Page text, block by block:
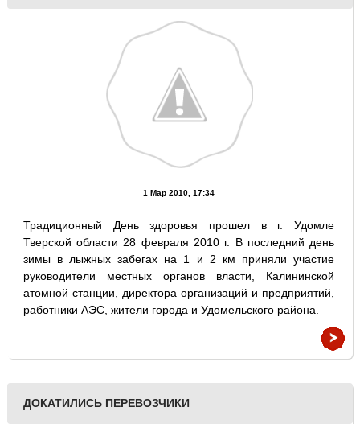
1 Мар 2010, 17:34
Традиционный День здоровья прошел в г. Удомле
Тверской области 28 февраля 2010 г. В последний день
зимы в лыжных забегах на 1 и 2 км приняли участие
руководители местных органов власти, Калининской
атомной станции, директора организаций и предприятий,
работники АЭС, жители города и Удомельского района.
ДОКАТИЛИСЬ ПЕРЕВОЗЧИКИ